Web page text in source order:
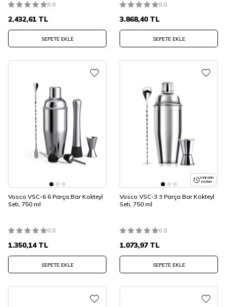
0.0
2.432,61 TL
SEPETE EKLE
0.0
3.868,40TL
SEPETE EKLE
Vosco VSC-6 6 Parça Bar Kokteyl
Seti, 750 ml
0.0
1.350,14TL
SEPETE EKLE
AYNI GÜN
KARGO
Vosco VSC-3 3 Parça Bar Kokteyl
Seti, 750 ml
0.0
1.073,97TL
SEPETE EKLE